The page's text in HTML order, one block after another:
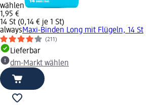
wählen
1,95 €
14 St (0,14 € je 1 St)
alwaysMaxi-Binden Long mit Flügeln, 14 St
(211)
Lieferbar
dm-Markt wählen